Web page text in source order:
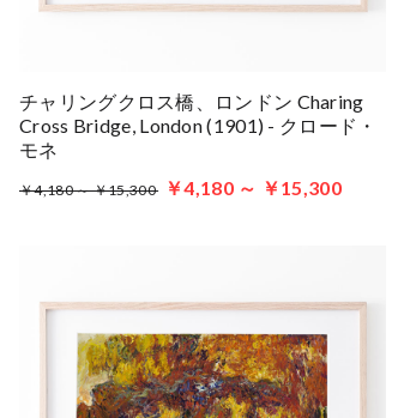
チャリングクロス橋、ロンドン Charing
Cross Bridge, London (1901) - クロード・
モネ
￥4,180 ～ ￥15,300 ￥4,180 ～ ￥15,300